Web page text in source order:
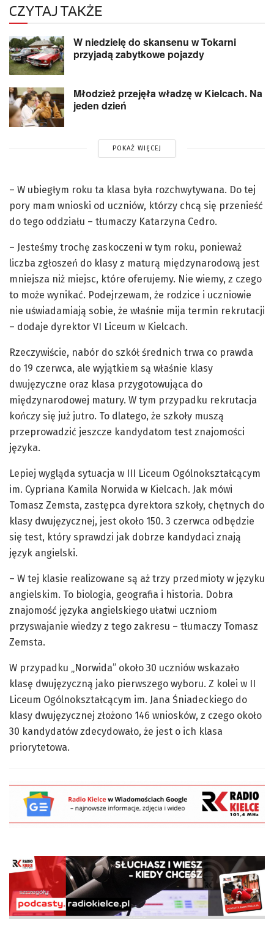
CZYTAJ TAKŻE
W niedzielę do skansenu w Tokarni
przyjadą zabytkowe pojazdy
Młodzież przejęła władzę w Kielcach. Na
jeden dzień
POKAŻ WIĘCEJ
– W ubiegłym roku ta klasa była rozchwytywana. Do tej
pory mam wnioski od uczniów, którzy chcą się przenieść
do tego oddziału – tłumaczy Katarzyna Cedro.
– Jesteśmy trochę zaskoczeni w tym roku, ponieważ
liczba zgłoszeń do klasy z maturą międzynarodową jest
mniejsza niż miejsc, które oferujemy. Nie wiemy, z czego
to może wynikać. Podejrzewam, że rodzice i uczniowie
nie uświadamiają sobie, że właśnie mija termin rekrutacji
– dodaje dyrektor VI Liceum w Kielcach.
Rzeczywiście, nabór do szkół średnich trwa co prawda
do 19 czerwca, ale wyjątkiem są właśnie klasy
dwujęzyczne oraz klasa przygotowująca do
międzynarodowej matury. W tym przypadku rekrutacja
kończy się już jutro. To dlatego, że szkoły muszą
przeprowadzić jeszcze kandydatom test znajomości
języka.
Lepiej wygląda sytuacja w III Liceum Ogólnokształcącym
im. Cypriana Kamila Norwida w Kielcach. Jak mówi
Tomasz Zemsta, zastępca dyrektora szkoły, chętnych do
klasy dwujęzycznej, jest około 150. 3 czerwca odbędzie
się test, który sprawdzi jak dobrze kandydaci znają
język angielski.
– W tej klasie realizowane są aż trzy przedmioty w języku
angielskim. To biologia, geografia i historia. Dobra
znajomość języka angielskiego ułatwi uczniom
przyswajanie wiedzy z tego zakresu – tłumaczy Tomasz
Zemsta.
W przypadku „Norwida” około 30 uczniów wskazało
klasę dwujęzyczną jako pierwszego wyboru. Z kolei w II
Liceum Ogólnokształcącym im. Jana Śniadeckiego do
klasy dwujęzycznej złożono 146 wniosków, z czego około
30 kandydatów zdecydowało, że jest o ich klasa
priorytetowa.